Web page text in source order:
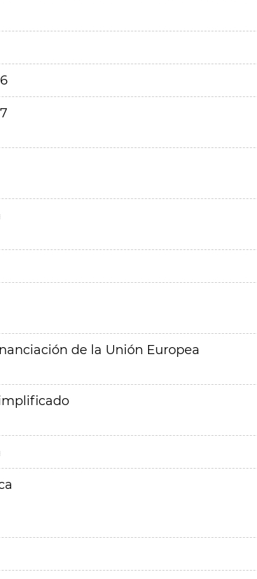
de la Unión Europea